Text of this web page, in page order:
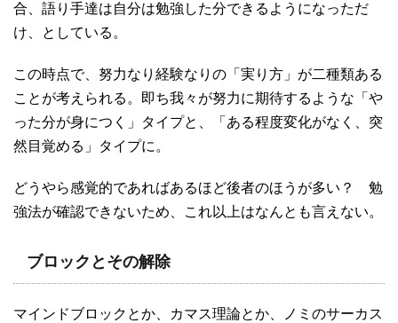
合、語り手達は自分は勉強した分できるようになっただ
け、としている。
この時点で、努力なり経験なりの「実り方」が二種類ある
ことが考えられる。即ち我々が努力に期待するような「や
った分が身につく」タイプと、「ある程度変化がなく、突
然目覚める」タイプに。
どうやら感覚的であればあるほど後者のほうが多い？ 勉
強法が確認できないため、これ以上はなんとも言えない。
ブロックとその解除
マインドブロックとか、カマス理論とか、ノミのサーカス